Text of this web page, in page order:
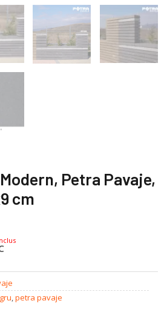
Petra Pavaje,
cm
,petra pavaje